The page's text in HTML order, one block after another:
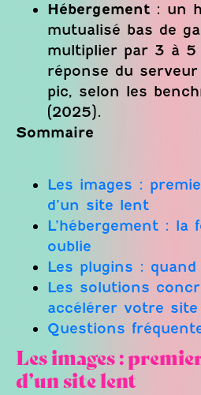
Hébergement : un
mutualisé bas de
multiplier par 3 à 5
réponse du
pic, selon les
(2025).
Sommaire
Les images :
d’un site lent
L’hébergement : la
oublie
Les plugins :
Les solutions
accélérer votre site
Questions
Les images :
d’un site lent